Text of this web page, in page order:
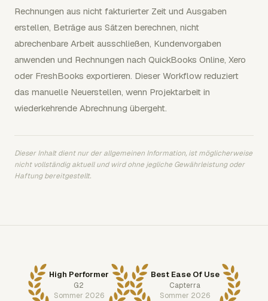
Rechnungen aus nicht fakturierter Zeit und Ausgaben
erstellen, Beträge aus Sätzen berechnen, nicht
abrechenbare Arbeit ausschließen, Kundenvorgaben
anwenden und Rechnungen nach QuickBooks Online, Xero
oder FreshBooks exportieren. Dieser Workflow reduziert
das manuelle Neuerstellen, wenn Projektarbeit in
wiederkehrende Abrechnung übergeht.
Dieser Inhalt dient nur der allgemeinen Information, ist möglicherweise
nicht vollständig aktuell und wird ohne jegliche Gewährleistung oder
Haftung bereitgestellt.
High Performer
G2
Sommer 2026
Best Ease Of Use
Capterra
Sommer 2026